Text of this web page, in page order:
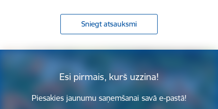
Sniegt atsauksmi
Esi pirmais, kurš uzzina!
Piesakies jaunumu saņemšanai savā e-pastā!